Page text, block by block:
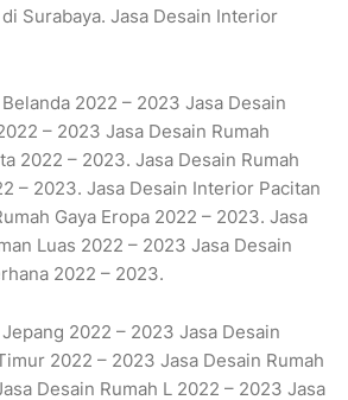
Surabaya. Jasa Desain Interior
2022 – 2023 Jasa Desain
– 2023 Jasa Desain Rumah
2022 – 2023. Jasa Desain Rumah
– 2023. Jasa Desain Interior Pacitan
Gaya Eropa 2022 – 2023. Jasa
Luas 2022 – 2023 Jasa Desain
2022 – 2023.
2022 – 2023 Jasa Desain
2022 – 2023 Jasa Desain Rumah
Desain Rumah L 2022 – 2023 Jasa